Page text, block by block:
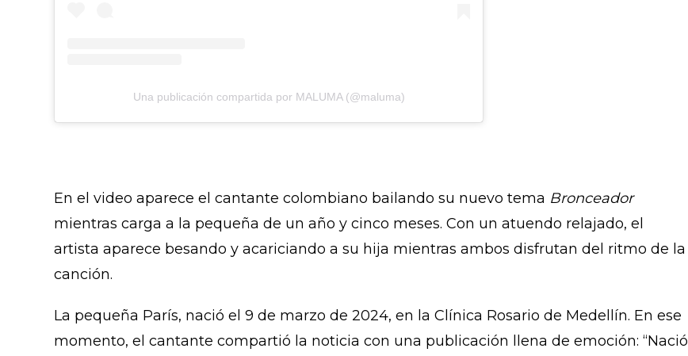
Una publicación compartida por MALUMA (@maluma)
En el video aparece el cantante colombiano bailando su nuevo tema Bronceador
mientras carga a la pequeña de un año y cinco meses. Con un atuendo relajado, el
artista aparece besando y acariciando a su hija mientras ambos disfrutan del ritmo de la
canción.
La pequeña París, nació el 9 de marzo de 2024, en la Clínica Rosario de Medellín. En ese
momento, el cantante compartió la noticia con una publicación llena de emoción: “Nació